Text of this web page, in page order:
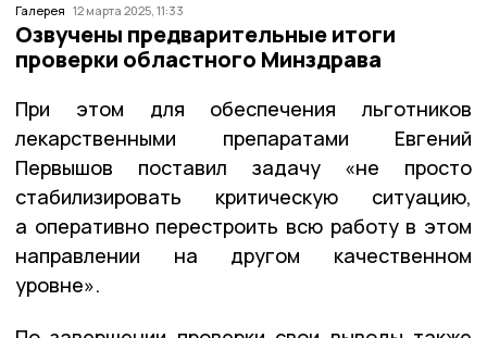
Галерея 12 марта 2025, 11:33
Озвучены предварительные итоги
проверки областного Минздрава
При этом для обеспечения льготников
лекарственными препаратами Евгений
Первышов поставил задачу «не просто
стабилизировать критическую ситуацию,
а оперативно перестроить всю работу в этом
направлении на другом качественном
уровне».